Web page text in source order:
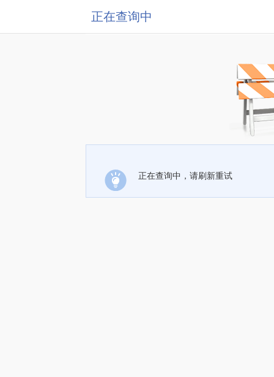
正在查询中
正在查询中，请刷新重试